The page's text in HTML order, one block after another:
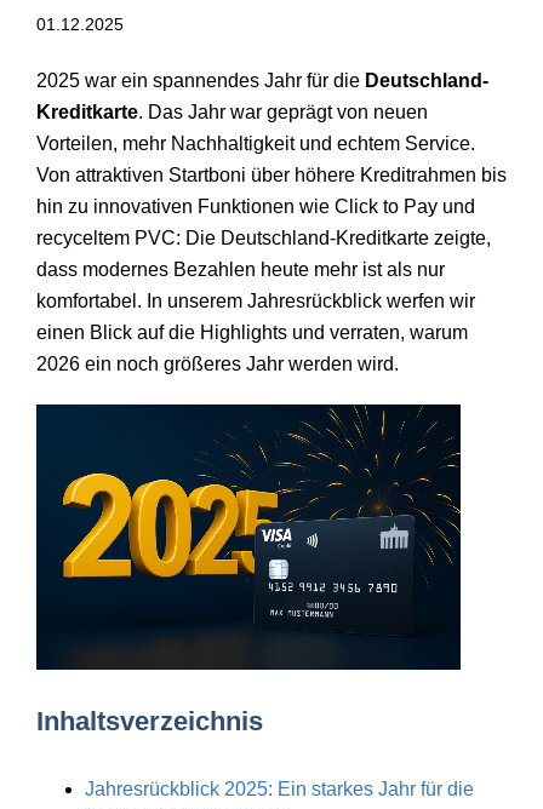
01.12.2025
2025 war ein spannendes Jahr für die Deutschland-
Kreditkarte. Das Jahr war geprägt von neuen
Vorteilen, mehr Nachhaltigkeit und echtem Service.
Von attraktiven Startboni über höhere Kreditrahmen bis
hin zu innovativen Funktionen wie Click to Pay und
recyceltem PVC: Die Deutschland-Kreditkarte zeigte,
dass modernes Bezahlen heute mehr ist als nur
komfortabel. In unserem Jahresrückblick werfen wir
einen Blick auf die Highlights und verraten, warum
2026 ein noch größeres Jahr werden wird.
Inhaltsverzeichnis
Jahresrückblick 2025: Ein starkes Jahr für die